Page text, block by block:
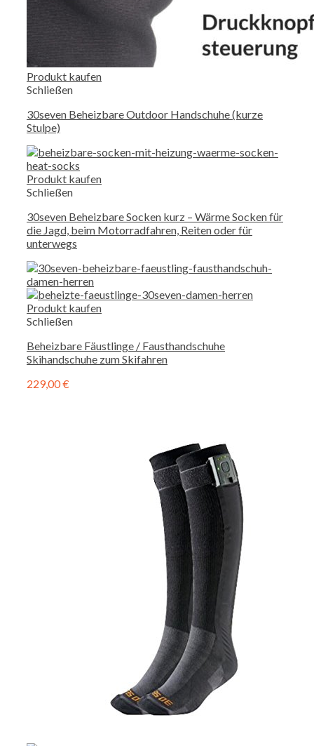
Produkt kaufen
Schließen
30seven Beheizbare Outdoor Handschuhe (kurze
Stulpe)
Produkt kaufen
Schließen
30seven Beheizbare Socken kurz – Wärme Socken für
die Jagd, beim Motorradfahren, Reiten oder für
unterwegs
Produkt kaufen
Schließen
Beheizbare Fäustlinge / Fausthandschuhe
Skihandschuhe zum Skifahren
229,00€